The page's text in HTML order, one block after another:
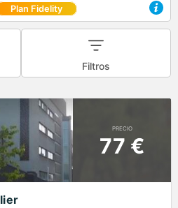
Plan Fidelity
Filtros
PRECIO
77 €